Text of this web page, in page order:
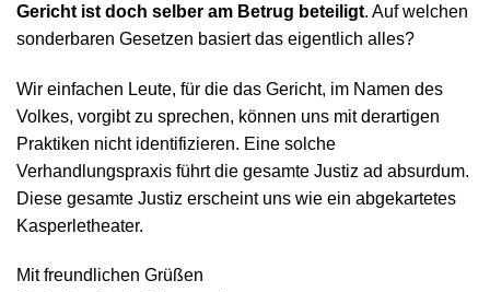
Gericht ist doch selber am Betrug beteiligt. Auf welchen
sonderbaren Gesetzen basiert das eigentlich alles?
Wir einfachen Leute, für die das Gericht, im Namen des
Volkes, vorgibt zu sprechen, können uns mit derartigen
Praktiken nicht identifizieren. Eine solche
Verhandlungspraxis führt die gesamte Justiz ad absurdum.
Diese gesamte Justiz erscheint uns wie ein abgekartetes
Kasperletheater.
Mit freundlichen Grüßen